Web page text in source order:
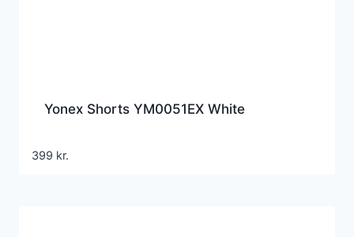
Yonex Shorts YM0051EX White
399 kr.